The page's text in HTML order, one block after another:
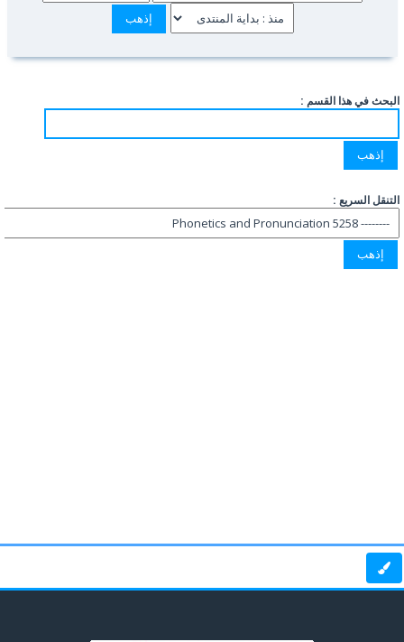
البحث في هذا القسم :
التنقل السريع :